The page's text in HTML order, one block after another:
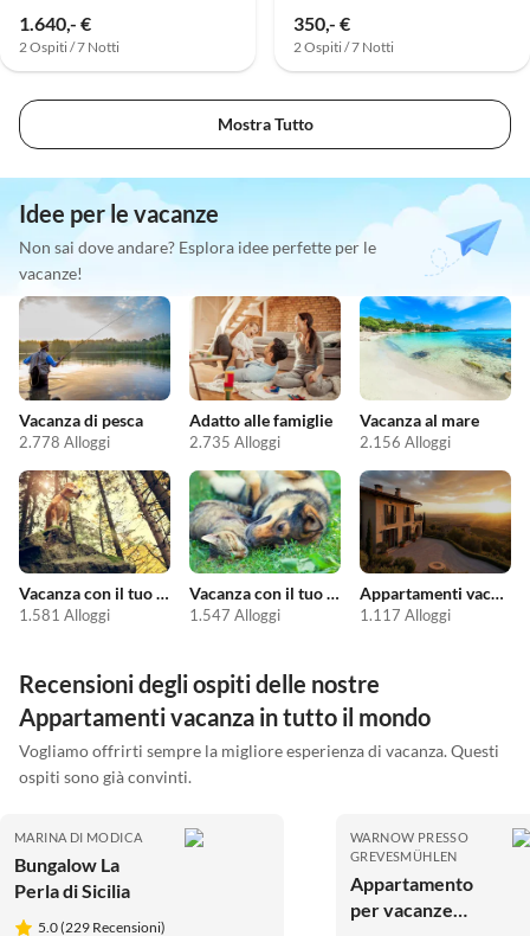
1.640,- €
2 Ospiti / 7 Notti
350,- €
2 Ospiti / 7 Notti
Mostra Tutto
Idee per le vacanze
Non sai dove andare? Esplora idee perfette per le
vacanze!
Vacanza di pesca
2.778 Alloggi
Adatto alle famiglie
2.735 Alloggi
Vacanza al mare
2.156 Alloggi
Vacanza con il tuo cane
1.581 Alloggi
Vacanza con il tuo animale domestico
1.547 Alloggi
Appartamenti vacanze economici
1.117 Alloggi
Recensioni degli ospiti delle nostre
Appartamenti vacanza in tutto il mondo
Vogliamo offrirti sempre la migliore esperienza di vacanza. Questi
ospiti sono già convinti.
MARINA DI MODICA
Bungalow La
Perla di Sicilia
5.0 (229 Recensioni)
WARNOW PRESSO
GREVESMÜHLEN
Appartamento
per vacanze